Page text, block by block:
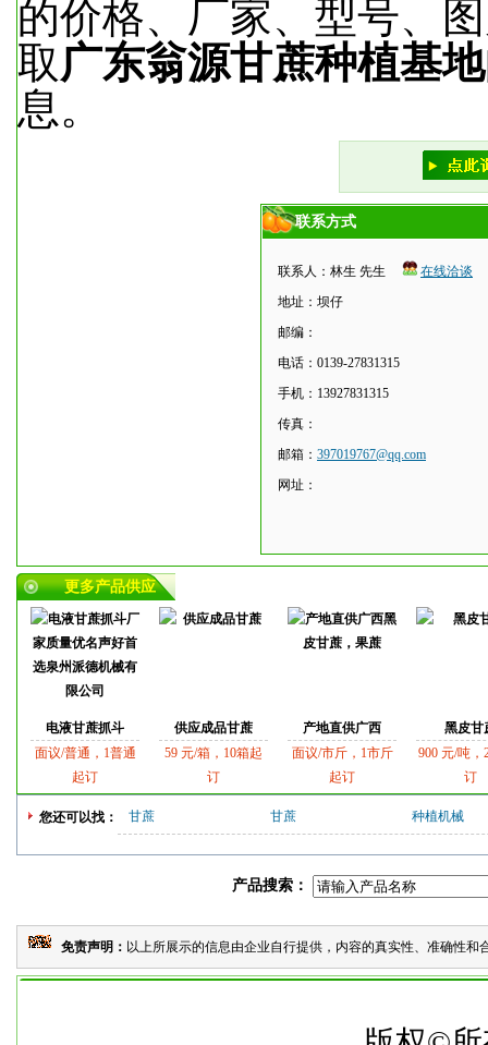
的价格、厂家、型号、
取广东翁源甘蔗种植基
息。
联系方式
联系人：林生 先生
在线洽谈
地址：坝仔
邮编：
电话：0139-27831315
手机：13927831315
传真：
邮箱： 397019767@qq.com
网址：
更多产品供应
电液甘蔗抓斗
面议/普通，1普通
起订
供应成品甘蔗
59 元/箱，10箱起
订
产地直供广西
面议/市斤，1市斤
起订
黑皮甘
900 元/吨，
订
您还可以找： 甘蔗 甘蔗 种植机械
产品搜索：
免责声明： 以上所展示的信息由企业自行提供，内容的真实性、准确性